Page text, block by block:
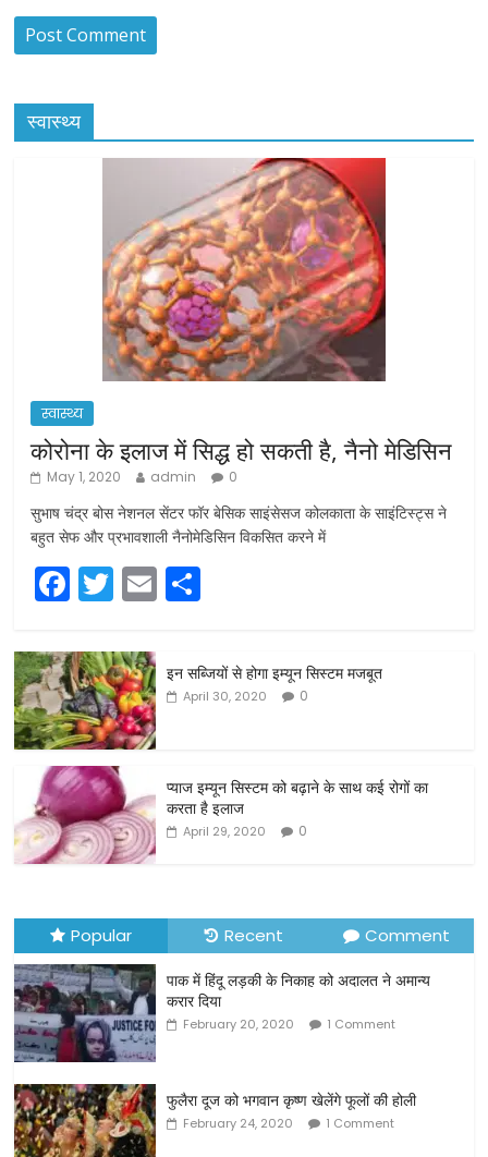
स्वास्थ्य
स्वास्थ्य
कोरोना के इलाज में सिद्ध हो सकती है, नैनो मेडिसिन
May 1, 2020 admin 0
सुभाष चंद्र बोस नेशनल सेंटर फॉर बेसिक साइंसेसज कोलकाता के साइंटिस्ट्स ने
बहुत सेफ और प्रभावशाली नैनोमेडिसिन विकसित करने में
F
a
c
e
b
o
o
k
T
w
itt
er
E
m
ar
e
इन सब्जियों से होगा इम्यून सिस्टम मजबूत
April 30, 2020 0
प्याज इम्यून सिस्टम को बढ़ाने के साथ कई रोगों का
करता है इलाज
April 29, 2020 0
Popular Recent Comment
पाक में हिंदू लड़की के निकाह को अदालत ने अमान्य
करार दिया
February 20, 2020 1 Comment
फुलैरा दूज को भगवान कृष्ण खेलेंगे फूलों की होली
February 24, 2020 1 Comment